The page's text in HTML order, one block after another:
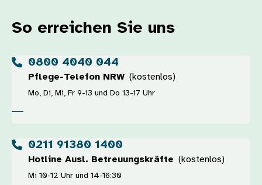
So erreichen Sie uns
0800 4040 044
Pflege-Telefon NRW (kostenlos)
Mo, Di, Mi, Fr 9-13 und Do 13-17 Uhr
0211 91380 1400
Hotline Ausl. Betreuungskräfte (kostenlos)
Mi 10-12 Uhr und 14-16:30